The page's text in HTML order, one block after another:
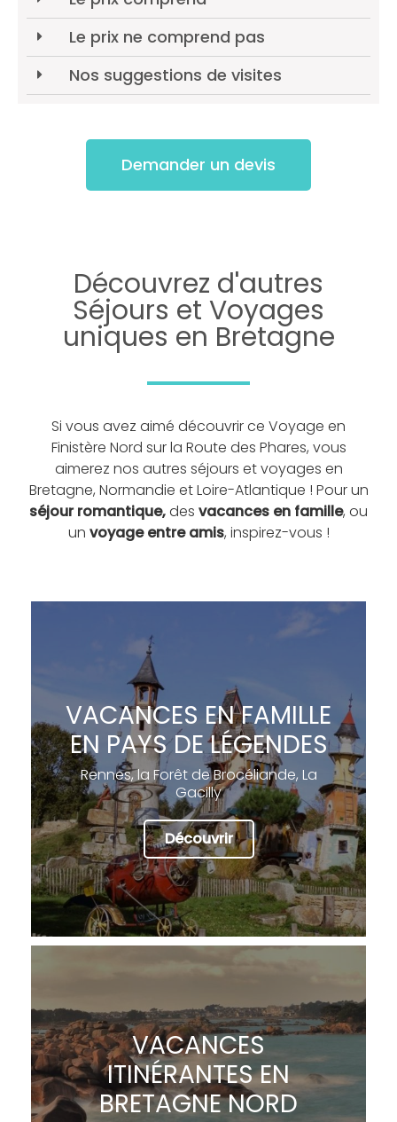
Le prix ne comprend pas
Nos suggestions de visites
Demander un devis
Découvrez d'autres
Séjours et Voyages
uniques en Bretagne
Si vous avez aimé découvrir ce Voyage en
Finistère Nord sur la Route des Phares, vous
aimerez nos autres séjours et voyages en
Bretagne, Normandie et Loire-Atlantique ! Pour un
séjour romantique,des vacances en famille, ou
un voyage entre amis, inspirez-vous !
VACANCES EN FAMILLE
EN PAYS DE LÉGENDES​
Rennes, la Forêt de Brocéliande, La
Gacilly
Découvrir
VACANCES
ITINÉRANTES EN
BRETAGNE NORD